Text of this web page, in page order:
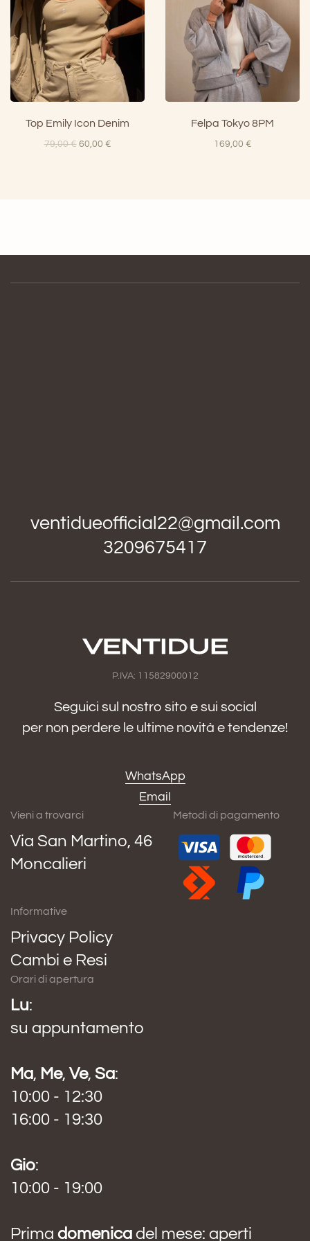
Top Emily Icon Denim
79,00€ Il
60,00 €Il
Felpa Tokyo 8PM
169,00 €
ventidueofficial22@gmail.com
3209675417
P.IVA: 11582900012
Seguici sul nostro sito e sui social
per non perdere le ultime novità e tendenze!
WhatsApp
Email
Vieni a trovarci
Via San Martino, 46
Moncalieri
Metodi di pagamento
Informative
Privacy Policy
Cambi e Resi
Orari di apertura
Lu:
su appuntamento
Ma, Me, Ve, Sa:
10:00 - 12:30
16:00 - 19:30
Gio:
10:00 - 19:00
Prima domenica del mese: aperti